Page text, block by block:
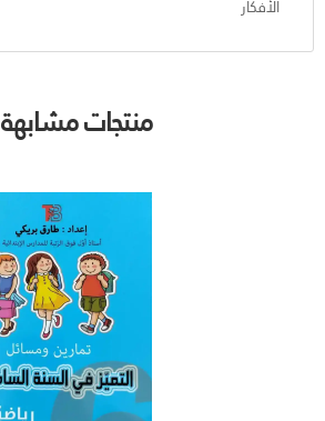
الأفكار
منتجات مشابهة